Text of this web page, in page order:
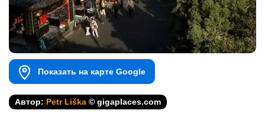
Показать на карте Google
Автор: Petr Liška © gigaplaces.com